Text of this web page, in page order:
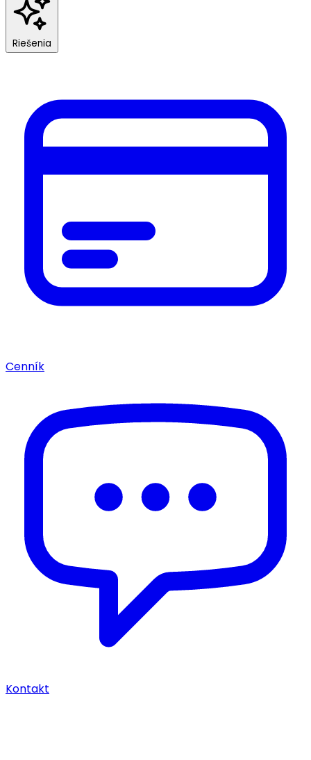
Riešenia
Cenník
Kontakt